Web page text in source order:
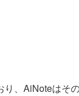
、AiNoteはそ